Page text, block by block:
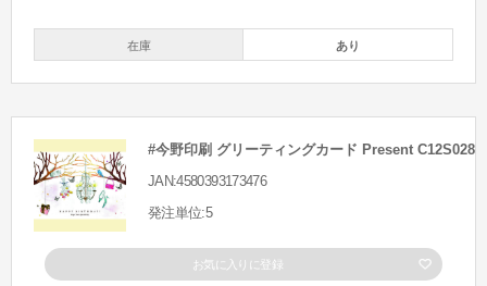
在庫 あり
#今野印刷 グリーティングカード Present C12S028
JAN:4580393173476
発注単位:5
お気に入りに登録